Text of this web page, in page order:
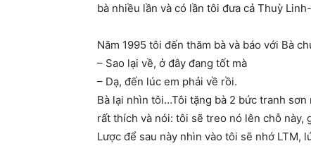
bà nhiều lần và có lần tôi đưa cả Thuỳ
Năm 1995 tôi đến thăm bà và báo với Bà
– Sao lại về, ở đây đang tốt mà
– Dạ, đến lúc em phải về rồi.
Bà lại nhìn tôi…Tôi tặng bà 2 bức tranh
rất thích và nói: tôi sẽ treo nó lên chỗ này,
Lược để sau này nhìn vào tôi sẽ nhớ LTM,